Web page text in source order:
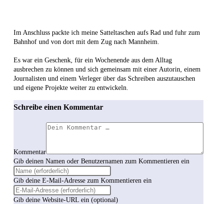
Im Anschluss packte ich meine Satteltaschen aufs Rad und fuhr zum
Bahnhof und von dort mit dem Zug nach Mannheim.
Es war ein Geschenk, für ein Wochenende aus dem Alltag
ausbrechen zu können und sich gemeinsam mit einer Autorin, einem
Journalisten und einem Verleger über das Schreiben auszutauschen
und eigene Projekte weiter zu entwickeln.
Schreibe einen Kommentar
Kommentar
Gib deinen Namen oder Benutzernamen zum Kommentieren ein
Gib deine E-Mail-Adresse zum Kommentieren ein
Gib deine Website-URL ein (optional)